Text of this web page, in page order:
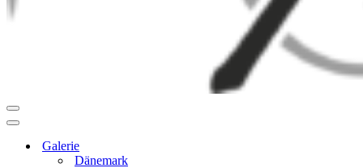
Navigationsmenü
Navigationsmenü
Galerie
Dänemark